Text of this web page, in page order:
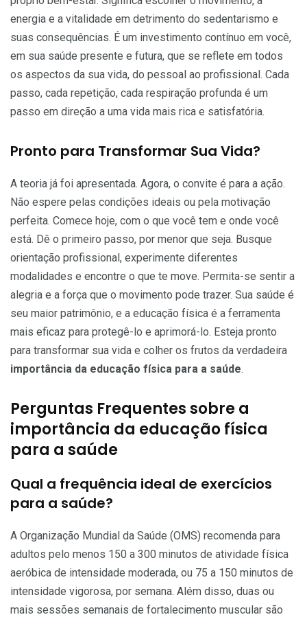
energia e a vitalidade em detrimento do sedentarismo e
suas consequências. É um investimento contínuo em você,
em sua saúde presente e futura, que se reflete em todos
os aspectos da sua vida, do pessoal ao profissional. Cada
passo, cada repetição, cada respiração profunda é um
passo em direção a uma vida mais rica e satisfatória.
Pronto para Transformar Sua Vida?
A teoria já foi apresentada. Agora, o convite é para a ação.
Não espere pelas condições ideais ou pela motivação
perfeita. Comece hoje, com o que você tem e onde você
está. Dê o primeiro passo, por menor que seja. Busque
orientação profissional, experimente diferentes
modalidades e encontre o que te move. Permita-se sentir a
alegria e a força que o movimento pode trazer. Sua saúde é
seu maior patrimônio, e a educação física é a ferramenta
mais eficaz para protegê-lo e aprimorá-lo. Esteja pronto
para transformar sua vida e colher os frutos da verdadeira
importância da educação física para a saúde.
Perguntas Frequentes sobre a
importância da educação física
para a saúde
Qual a frequência ideal de exercícios
para a saúde?
A Organização Mundial da Saúde (OMS) recomenda para
adultos pelo menos 150 a 300 minutos de atividade física
aeróbica de intensidade moderada, ou 75 a 150 minutos de
intensidade vigorosa, por semana. Além disso, duas ou
mais sessões semanais de fortalecimento muscular são